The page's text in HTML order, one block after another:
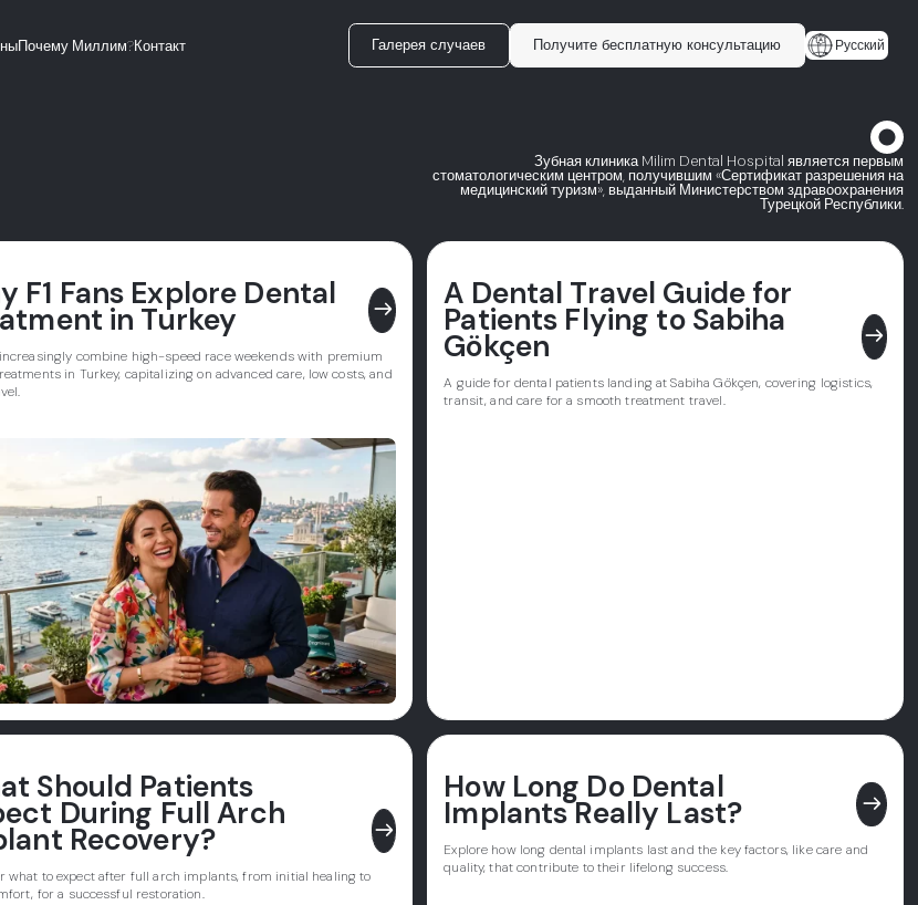
Почему Миллим?Контакт Галерея случаев Получите бесплатную консультацию Русский
Зубная клиника Milim Dental Hospital является первым
стоматологическим центром, получившим «Сертификат разрешения на
медицинский туризм», выданный Министерством здравоохранения
Турецкой Республики.
F1 Fans Explore Dental
in Turkey east
increasingly combine high-speed race weekends with premium
in Turkey, capitalizing on advanced care, low costs, and
A Dental Travel Guide for
Patients Flying to Sabiha
Gökçen east
A guide for dental patients landing at Sabiha Gökçen, covering logistics,
transit, and care for a smooth treatment travel.
Should Patients
During Full Arch
Recovery? east
what to expect after full arch implants, from initial healing to
for a successful restoration.
How Long Do Dental
Implants Really Last? east
Explore how long dental implants last and the key factors, like care and
quality, that contribute to their lifelong success.